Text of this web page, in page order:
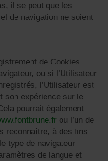
il se peut que les
de navigation ne soient
de Cookies
ou si l’Utilisateur
l’Utilisateur est
son expérience sur le
pourrait également
ou l’un de
reconnaître, à des fins
type de navigateur
de langue et